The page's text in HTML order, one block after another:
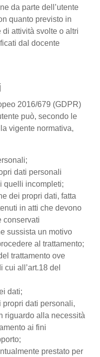
da parte dell’utente
quanto previsto in
attività svolte o altri
dal docente
2016/679 (GDPR)
può, secondo le
vigente normativa,
dati personali
quelli incompleti;
dei propri dati, fatta
in atti che devono
conservati
sussista un motivo
al trattamento;
trattamento ove
all’art.18 del
dati;
propri dati personali,
riguardo alla necessità
ai fini
prestato per